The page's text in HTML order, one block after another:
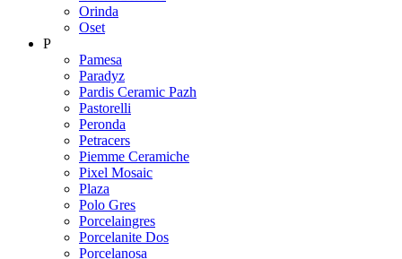
Orinda
Oset
P
Pamesa
Paradyz
Pardis Ceramic Pazh
Pastorelli
Peronda
Petracers
Piemme Ceramiche
Pixel Mosaic
Plaza
Polo Gres
Porcelaingres
Porcelanite Dos
Porcelanosa